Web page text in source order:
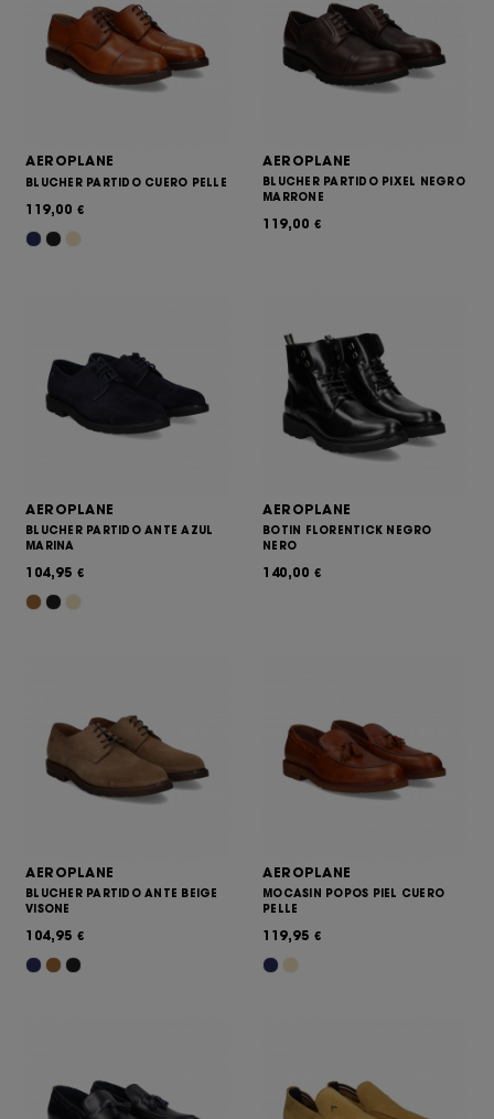
AEROPLANE
BLUCHER PARTIDO CUERO PELLE
119,00 €
AEROPLANE
BLUCHER PARTIDO PIXEL NEGRO
MARRONE
119,00 €
AEROPLANE
BLUCHER PARTIDO ANTE AZUL
MARINA
104,95 €
AEROPLANE
BOTIN FLORENTICK NEGRO
NERO
140,00 €
AEROPLANE
BLUCHER PARTIDO ANTE BEIGE
VISONE
104,95 €
AEROPLANE
MOCASIN POPOS PIEL CUERO
PELLE
119,95 €